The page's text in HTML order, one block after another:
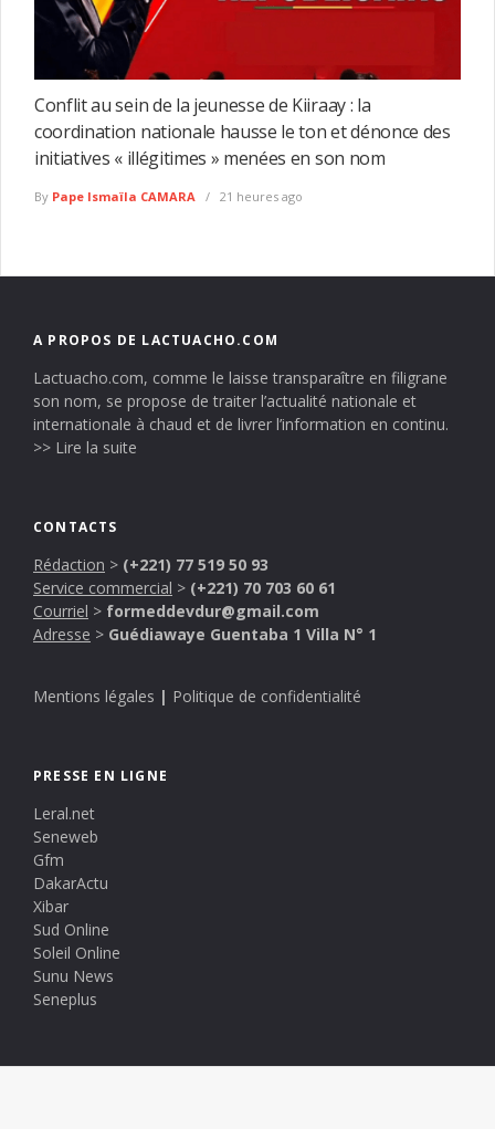
Conflit au sein de la jeunesse de Kiiraay : la
coordination nationale hausse le ton et dénonce des
initiatives « illégitimes » menées en son nom
By Pape Ismaïla CAMARA 21 heures ago
A PROPOS DE LACTUACHO.COM
Lactuacho.com, comme le laisse transparaître en filigrane
son nom, se propose de traiter l’actualité nationale et
internationale à chaud et de livrer l’information en continu.
>> Lire la suite
CONTACTS
Rédaction > (+221) 77 519 50 93
Service commercial > (+221) 70 703 60 61
Courriel > formeddevdur@gmail.com
Adresse > Guédiawaye Guentaba 1 Villa N° 1
Mentions légales | Politique de confidentialité
PRESSE EN LIGNE
Leral.net
Seneweb
Gfm
DakarActu
Xibar
Sud Online
Soleil Online
Sunu News
Seneplus